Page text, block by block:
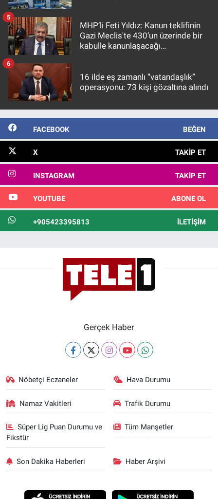
MHP’li Feti Yıldız: Kanun teklifinin
Gazi Meclis'te 430’un üzerinde bir
kabulle kanunlaşacağı
5
16 ilde eş zamanlı “vatandaşlık”
operasyonu: 73 kişi gözaltına alındı
6
FACEBOOK BEĞEN
X TAKIP ET
INSTAGRAM TAKIP ET
YOUTUBE ABONE OL
+905423395813 İLETIŞIM
Gerçek Haber
Nöbetçi Eczaneler Hava Durumu
Namaz Vakitleri Trafik Durumu
Süper Lig Puan Durumu ve
Fikstür
Tüm Manşetler
Son Dakika Haberleri Haber Arşivi